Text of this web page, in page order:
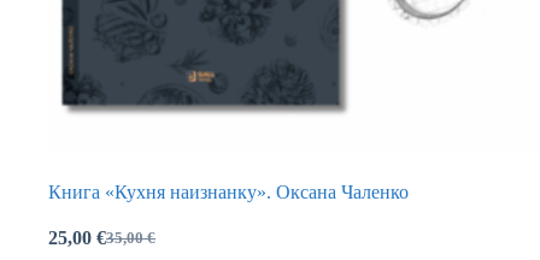
Книга «Кухня наизнанку». Оксана Чаленко
35,00€
25,00 €